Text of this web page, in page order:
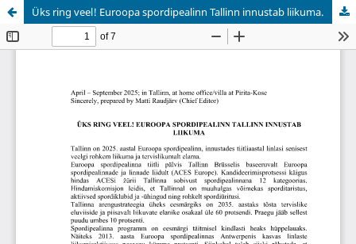
Üks ring veel! Euroopa spordipealinn Tallinn innustab liikuma.